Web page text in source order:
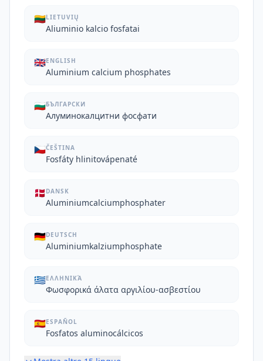
🇱🇹LIETUVIŲ
Aliuminio kalcio fosfatai
🇬🇧ENGLISH
Aluminium calcium phosphates
🇧🇬БЪЛГАРСКИ
Алуминокалцитни фосфати
🇨🇿ČEŠTINA
Fosfáty hlinitovápenaté
🇩🇰 DANSK
Aluminiumcalciumphosphater
🇩🇪DEUTSCH
Aluminiumkalziumphosphate
🇬🇷ΕΛΛΗΝΙΚΆ
Φωσφορικά άλατα αργιλίου-ασβεστίου
🇪🇸ESPAÑOL
Fosfatos aluminocálcicos